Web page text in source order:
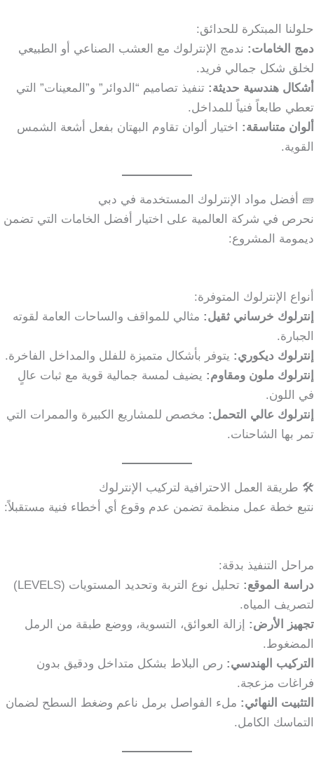
حلولنا المبتكرة للحدائق:
دمج الخامات: ندمج الإنترلوك مع العشب الصناعي أو الطبيعي
لخلق شكل جمالي فريد.
أشكال هندسية حديثة: تنفيذ تصاميم “الدوائر” و”المعينات” التي
تعطي طابعاً فنياً للمداخل.
ألوان متناسقة: اختيار ألوان تقاوم البهتان بفعل أشعة الشمس
القوية.
🧱 أفضل مواد الإنترلوك المستخدمة في دبي
نحرص في شركة العالمية على اختيار أفضل الخامات التي تضمن
ديمومة المشروع:
أنواع الإنترلوك المتوفرة:
إنترلوك خرساني ثقيل: مثالي للمواقف والساحات العامة لقوته
الجبارة.
إنترلوك ديكوري: يتوفر بأشكال متميزة للفلل والمداخل الفاخرة.
إنترلوك ملون ومقاوم: يضيف لمسة جمالية قوية مع ثبات عالٍ
في اللون.
إنترلوك عالي التحمل: مخصص للمشاريع الكبيرة والممرات التي
تمر بها الشاحنات.
🛠️ طريقة العمل الاحترافية لتركيب الإنترلوك
نتبع خطة عمل منظمة تضمن عدم وقوع أي أخطاء فنية مستقبلاً:
مراحل التنفيذ بدقة:
دراسة الموقع:
تحليل نوع التربة وتحديد المستويات (LEVELS)
لتصريف المياه.
تجهيز الأرض: إزالة العوائق، التسوية، ووضع طبقة من الرمل
المضغوط.
التركيب الهندسي: رص البلاط بشكل متداخل ودقيق بدون
فراغات مزعجة.
التثبيت النهائي: ملء الفواصل برمل ناعم وضغط السطح لضمان
التماسك الكامل.